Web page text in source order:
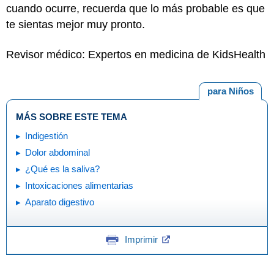
cuando ocurre, recuerda que lo más probable es que
te sientas mejor muy pronto.
Revisor médico: Expertos en medicina de KidsHealth
para Niños
MÁS SOBRE ESTE TEMA
Indigestión
Dolor abdominal
¿Qué es la saliva?
Intoxicaciones alimentarias
Aparato digestivo
Imprimir